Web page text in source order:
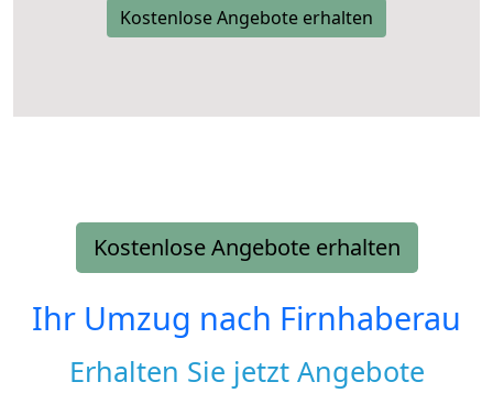
Kostenlose Angebote erhalten
Kostenlose Angebote erhalten
Ihr Umzug nach Firnhaberau
Erhalten Sie jetzt Angebote